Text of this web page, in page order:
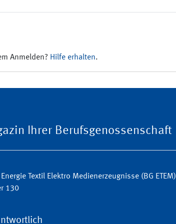
Anmelden? Hilfe erhalten.
Ihrer Berufsgenossenschaft
Textil Elektro Medienerzeugnisse (BG ETEM)
130